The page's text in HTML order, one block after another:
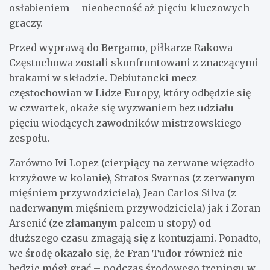
osłabieniem – nieobecność aż pięciu kluczowych
graczy.
Przed wyprawą do Bergamo, piłkarze Rakowa
Częstochowa zostali skonfrontowani z znaczącymi
brakami w składzie. Debiutancki mecz
częstochowian w Lidze Europy, który odbędzie się
w czwartek, okaże się wyzwaniem bez udziału
pięciu wiodących zawodników mistrzowskiego
zespołu.
Zarówno Ivi Lopez (cierpiący na zerwane więzadło
krzyżowe w kolanie), Stratos Svarnas (z zerwanym
mięśniem przywodziciela), Jean Carlos Silva (z
naderwanym mięśniem przywodziciela) jak i Zoran
Arsenić (ze złamanym palcem u stopy) od
dłuższego czasu zmagają się z kontuzjami. Ponadto,
we środę okazało się, że Fran Tudor również nie